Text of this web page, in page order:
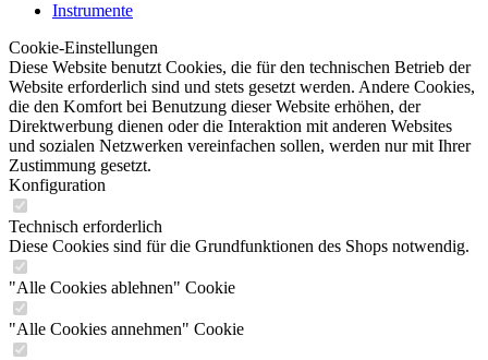
Instrumente
Cookie-Einstellungen
Diese Website benutzt Cookies, die für den technischen Betrieb der
Website erforderlich sind und stets gesetzt werden. Andere Cookies,
die den Komfort bei Benutzung dieser Website erhöhen, der
Direktwerbung dienen oder die Interaktion mit anderen Websites
und sozialen Netzwerken vereinfachen sollen, werden nur mit Ihrer
Zustimmung gesetzt.
Konfiguration
Technisch erforderlich
Diese Cookies sind für die Grundfunktionen des Shops notwendig.
"Alle Cookies ablehnen" Cookie
"Alle Cookies annehmen" Cookie